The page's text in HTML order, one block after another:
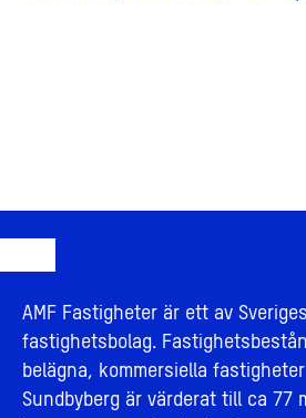
AMF Fastigheter är ett av
fastighetsbolag.
belägna, kommersiella
Sundbyberg är värderat till ca 77